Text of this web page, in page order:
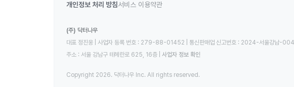
개인정보 처리 방침서비스 이용약관
(주) 닥터나우
대표 정진웅 | 사업자 등록 번호 : 279-88-01452 | 통신판매업 신고번호 : 2024-서울강남-
주소 : 서울 강남구 테헤란로 625, 16층
사업자 정보 확인
Copyright 2026. 닥터나우 Inc. All rights reserved.